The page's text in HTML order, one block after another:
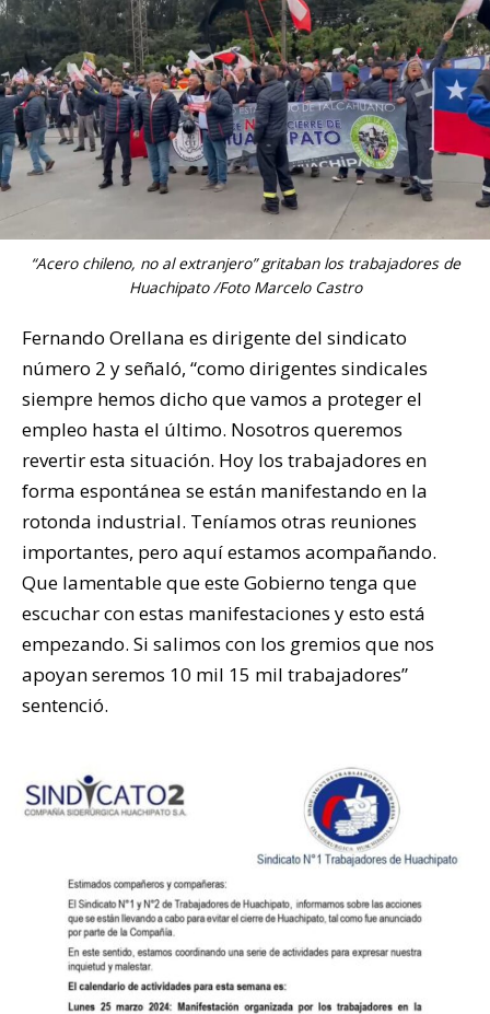
“Acero chileno, no al extranjero” gritaban los trabajadores de
Huachipato /Foto Marcelo Castro
Fernando Orellana es dirigente del sindicato
número 2 y señaló, “como dirigentes sindicales
siempre hemos dicho que vamos a proteger el
empleo hasta el último. Nosotros queremos
revertir esta situación. Hoy los trabajadores en
forma espontánea se están manifestando en la
rotonda industrial. Teníamos otras reuniones
importantes, pero aquí estamos acompañando.
Que lamentable que este Gobierno tenga que
escuchar con estas manifestaciones y esto está
empezando. Si salimos con los gremios que nos
apoyan seremos 10 mil 15 mil trabajadores”
sentenció.